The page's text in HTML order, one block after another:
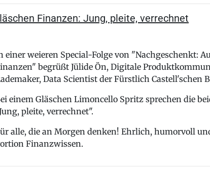
Finanzen: Jung, pleite, verrechnet
einer weieren Special-Folge von "Nachgeschenkt:
begrüßt Jülide Ön, Digitale
Data Scientist der Fürstlich Castell'schen
einem Gläschen Limoncello Spritz sprechen die
pleite, verrechnet".
alle, die an Morgen denken! Ehrlich, humorvoll
Finanzwissen.